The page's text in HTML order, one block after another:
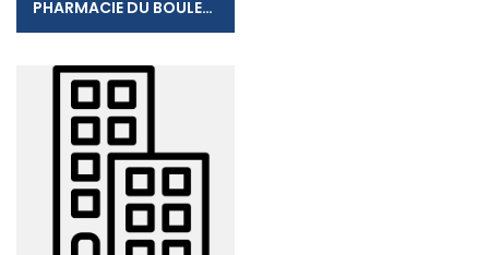
PHARMACIE DU BOULEVARD